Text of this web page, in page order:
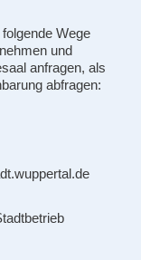
Wege
und
anfragen, als
abfragen: